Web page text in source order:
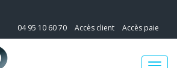
04 95 10 60 70 Accès client Accès paie